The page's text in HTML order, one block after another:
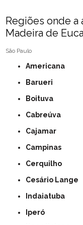
Regiões onde a
Madeira de
São Paulo
Americana
Barueri
Boituva
Cabreúva
Cajamar
Campinas
Cerquilho
Cesário Lange
Indaiatuba
Iperó